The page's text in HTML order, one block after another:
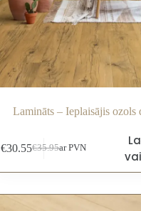
Lamināts – Ieplaisājis ozols
€35.95
€30.55 ar PVN